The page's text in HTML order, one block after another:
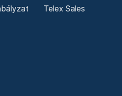
Telex Sales